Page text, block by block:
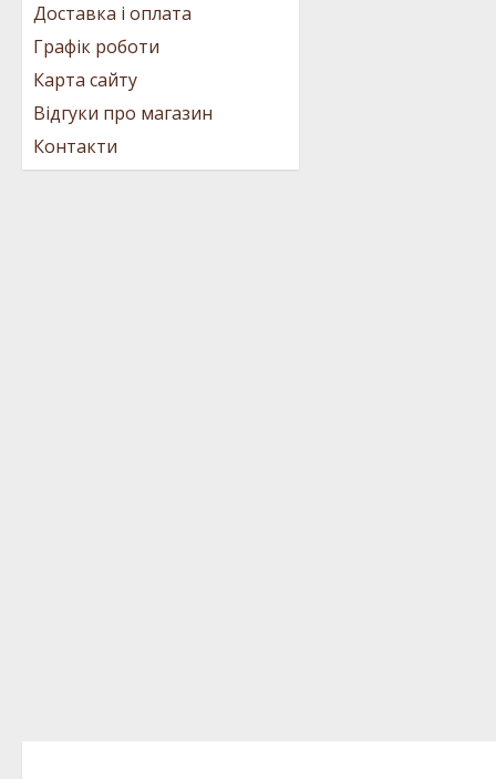
Доставка і оплата
Графік роботи
Карта сайту
Відгуки про магазин
Контакти